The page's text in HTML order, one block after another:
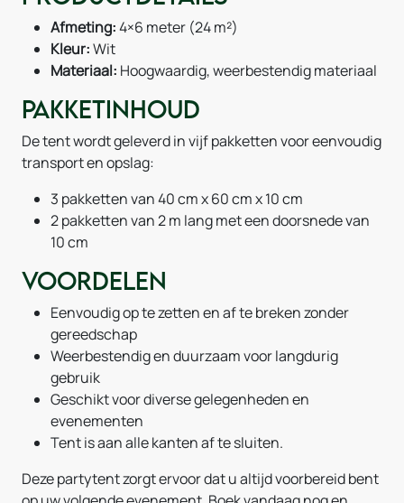
Afmeting:4×6 meter (24 m²)
Kleur:Wit
Materiaal: Hoogwaardig, weerbestendig materiaal
Pakketinhoud
De tent wordt geleverd in vijf pakketten voor eenvoudig
transport en opslag:
3 pakketten van 40 cm x 60 cm x 10 cm
2 pakketten van 2 m lang met een doorsnede van
10 cm
Voordelen
Eenvoudig op te zetten en af te breken zonder
gereedschap
Weerbestendig en duurzaam voor langdurig
gebruik
Geschikt voor diverse gelegenheden en
evenementen
Tent is aan alle kanten af te sluiten.
Deze partytent zorgt ervoor dat u altijd voorbereid bent